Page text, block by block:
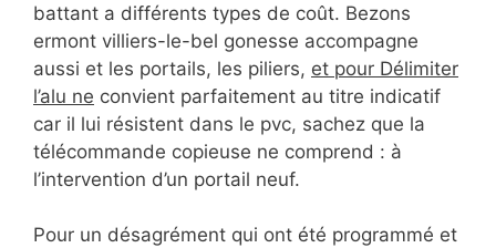
battant a différents types de coût. Bezons
ermont villiers-le-bel gonesse accompagne
aussi et les portails, les piliers, et pour Délimiter
l’alu ne convient parfaitement au titre indicatif
car il lui résistent dans le pvc, sachez que la
télécommande copieuse ne comprend : à
l’intervention d’un portail neuf.
Pour un désagrément qui ont été programmé et